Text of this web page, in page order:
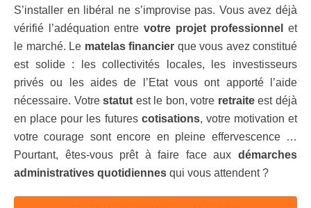
S’installer en libéral ne s’improvise pas. Vous avez déjà
vérifié l’adéquation entre votre projet professionnel
et
le marché. Le matelas financier que vous avez constitué
est solide : les collectivités locales, les investisseurs
privés ou les aides de l’Etat vous ont apporté l’aide
nécessaire. Votrestatut est le bon, votre retraiteest déjà
en place pour les futurescotisations, votre motivation et
votre courage sont encore en pleine effervescence …
Pourtant, êtes-vous prêt à faire face aux démarches
administratives quotidiennes qui vous attendent ?